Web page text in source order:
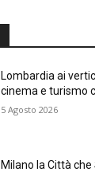
Lombardia ai
cinema e turismo
5 Agosto 2026
Milano la Città che